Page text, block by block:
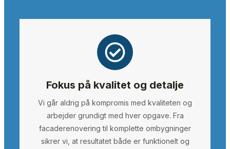
Fokus på kvalitet og detalje
Vi går aldrig på kompromis med kvaliteten og
arbejder grundigt med hver opgave. Fra
facaderenovering til komplette ombygninger
sikrer vi, at resultatet både er funktionelt og